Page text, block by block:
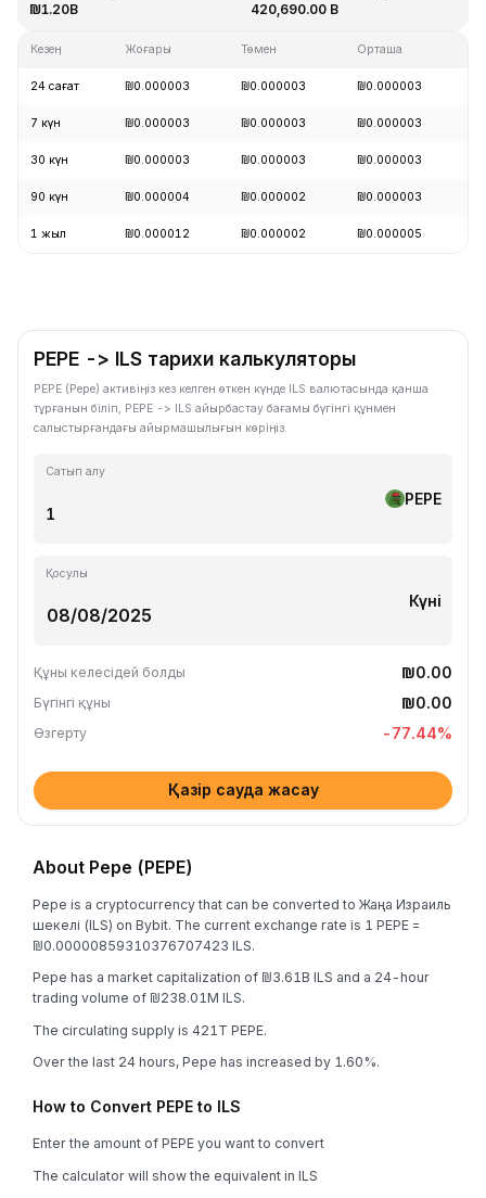
₪1.20B 420,690.00 B
Кезең Жоғары Төмен Орташа
24 сағат ₪0.000003 ₪0.000003 ₪0.000003
7 күн ₪0.000003 ₪0.000003 ₪0.000003
30 күн ₪0.000003 ₪0.000003 ₪0.000003
90 күн ₪0.000004 ₪0.000002 ₪0.000003
1 жыл ₪0.000012 ₪0.000002 ₪0.000005
PEPE -> ILS тарихи калькуляторы
PEPE (Pepe) активіңіз кез келген өткен күнде ILS валютасында қанша
тұрғанын біліп, PEPE -> ILS айырбастау бағамы бүгінгі құнмен
салыстырғандағы айырмашылығын көріңіз.
Сатып алу
PEPE
Қосулы
Күні
Құны келесідей болды ₪0.00
Бүгінгі құны ₪0.00
Өзгерту -77.44%
Қазір сауда жасау
About Pepe (PEPE)
Pepe is a cryptocurrency that can be converted to Жаңа Израиль
шекелі (ILS) on Bybit. The current exchange rate is 1 PEPE =
₪0.00000859310376707423 ILS.
Pepe has a market capitalization of ₪3.61B ILS and a 24-hour
trading volume of ₪238.01M ILS.
The circulating supply is 421T PEPE.
Over the last 24 hours, Pepe has increased by 1.60%.
How to Convert PEPE to ILS
Enter the amount of PEPE you want to convert
The calculator will show the equivalent in ILS